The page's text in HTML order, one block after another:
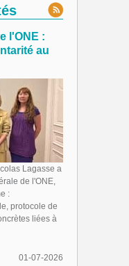
l'ONE :
au
Lagasse a
de l'ONE,
:
protocole de
liées à
01-07-2026